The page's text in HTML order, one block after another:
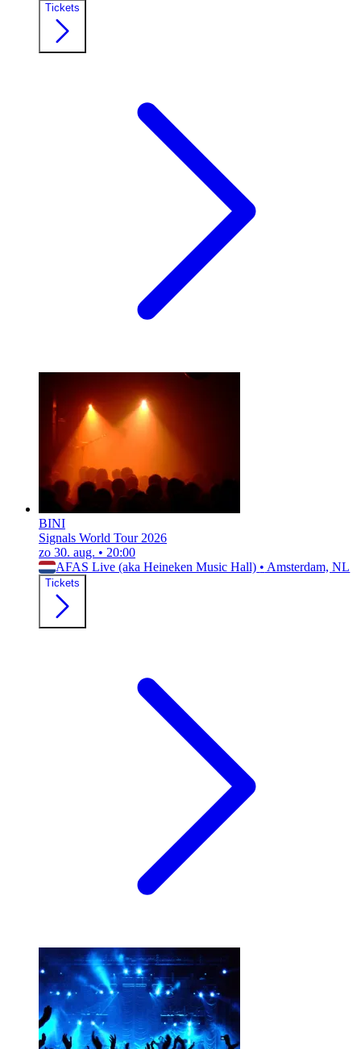
Tickets
BINI
Signals World Tour 2026
zo 30. aug. • 20:00
AFAS Live (aka Heineken Music Hall) • Amsterdam, NL
Tickets